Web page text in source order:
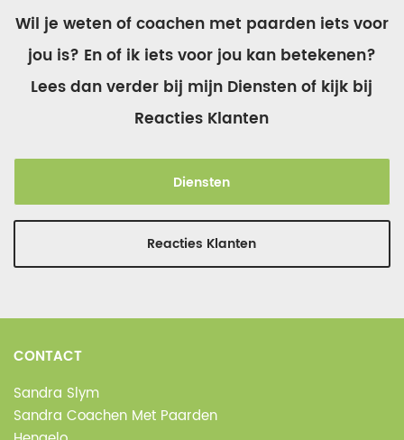
Wil je weten of coachen met paarden iets voor
jou is? En of ik iets voor jou kan betekenen?
Lees dan verder bij mijn Diensten of kijk bij
Reacties Klanten
Diensten
Reacties Klanten
CONTACT
Sandra Slym
Sandra Coachen Met Paarden